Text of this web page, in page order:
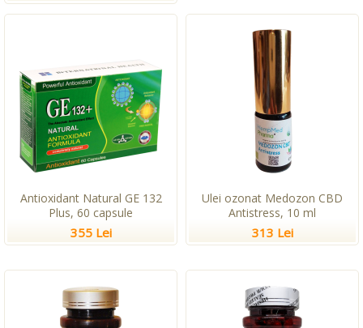
Antioxidant Natural GE 132
Plus, 60 capsule
355 Lei
Ulei ozonat Medozon CBD
Antistress, 10 ml
313 Lei